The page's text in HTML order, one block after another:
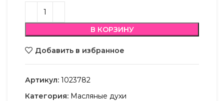
В КОРЗИНУ
Добавить в избранное
Артикул: 1023782
Категория: Масляные духи